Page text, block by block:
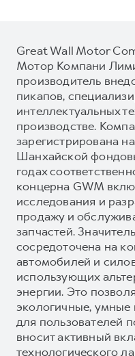
Great Wall Motor
Мотор Компани
производитель
пикапов,
интеллектуальных
производстве.
зарегистрирована
Шанхайской
годах
концерна GWM
исследования и
продажу и
запчастей.
сосредоточена на
автомобилей и
использующих
энергии. Это
экологичные,
для пользователей
вносит активный
технологического